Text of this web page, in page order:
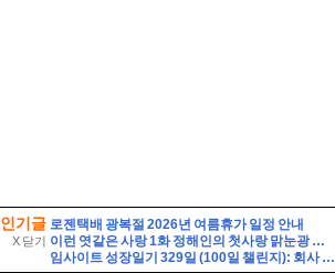
인기글
X 닫기
로젠택배 광복절 2026년 여름휴가 일정 안내
이런 엿같은 사랑 1화 정해인의 첫사랑 맑눈광 하영 누구였냐고 나는?
임사이트 성장일기 329일 (100일 챌린지): 회사 서류 뭉치 잃어버림